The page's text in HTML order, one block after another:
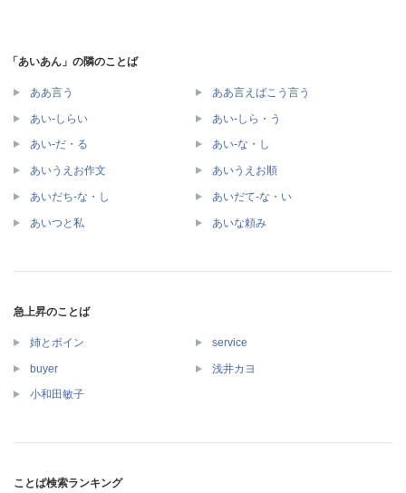
「あいあん」の隣のことば
ああ言う ああ言えばこう言う
あい‐しらい あい‐しら・う
あい‐だ・る あい‐な・し
あいうえお作文 あいうえお順
あいだち‐な・し あいだて‐な・い
あいつと私 あいな頼み
急上昇のことば
姉とボイン service
buyer 浅井カヨ
小和田敏子
ことば検索ランキング